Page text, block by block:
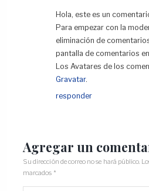
Hola, este es un
Para empezar con la
eliminación de
pantalla de comentarios
Los Avatares de los
Gravatar.
responder
Agregar un
Su dirección de correo no se hará público.
marcados *